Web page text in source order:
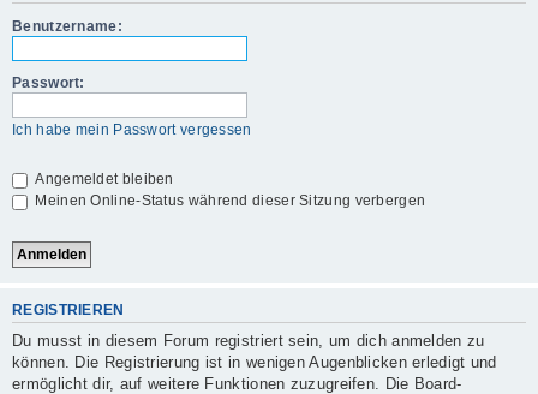
Benutzername:
Passwort:
Ich habe mein Passwort vergessen
Angemeldet bleiben
Meinen Online-Status während dieser Sitzung verbergen
REGISTRIEREN
Du musst in diesem Forum registriert sein, um dich anmelden zu
können. Die Registrierung ist in wenigen Augenblicken erledigt und
ermöglicht dir, auf weitere Funktionen zuzugreifen. Die Board-